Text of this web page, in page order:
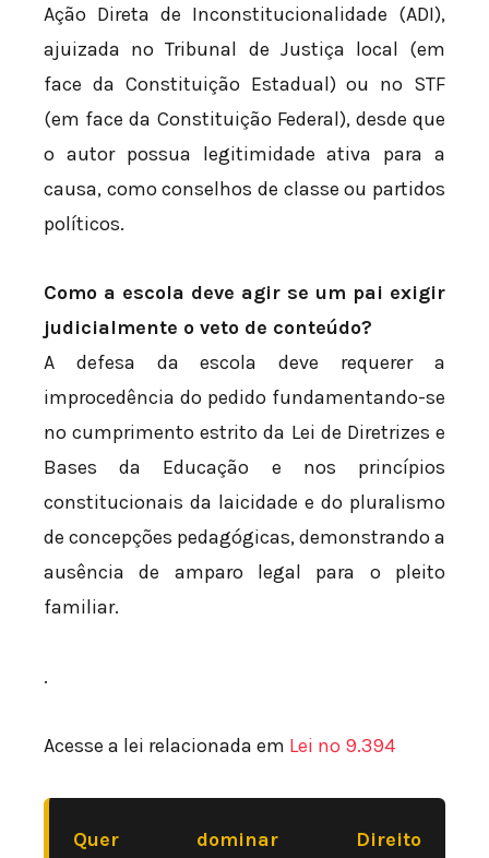
Ação Direta de Inconstitucionalidade (ADI),
ajuizada no Tribunal de Justiça local (em
face da Constituição Estadual) ou no STF
(em face da Constituição Federal), desde que
o autor possua legitimidade ativa para a
causa, como conselhos de classe ou partidos
políticos.
Como a escola deve agir se um pai exigir
judicialmente o veto de conteúdo?
A defesa da escola deve requerer a
improcedência do pedido fundamentando-se
no cumprimento estrito da Lei de Diretrizes e
Bases da Educação e nos princípios
constitucionais da laicidade e do pluralismo
de concepções pedagógicas, demonstrando a
ausência de amparo legal para o pleito
familiar.
.
Acesse a lei relacionada em Lei nº 9.394
Quer dominar Direito